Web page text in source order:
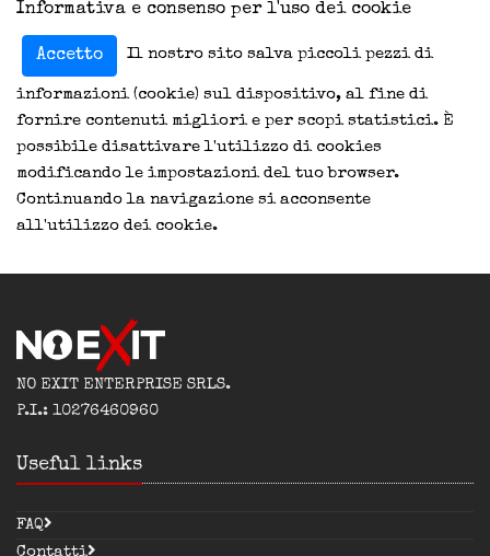
Informativa e consenso per l'uso dei cookie
Accetto Il nostro sito salva piccoli pezzi di
informazioni (cookie) sul dispositivo, al fine di
fornire contenuti migliori e per scopi statistici. È
possibile disattivare l'utilizzo di cookies
modificando le impostazioni del tuo browser.
Continuando la navigazione si acconsente
all'utilizzo dei cookie.
NO EXIT ENTERPRISE SRLS.
P.I.: 10276460960
Useful links
FAQ
Contatti